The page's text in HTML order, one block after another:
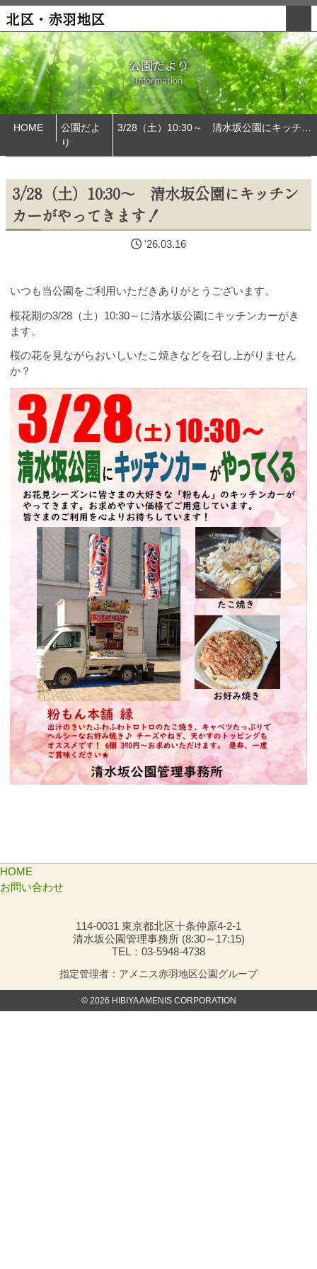
北区・赤羽地区
公園だより
Information
HOME
公園だよ
り
3/28（土）10:30～ 清水坂公園にキッチン
カーがやってきます！
'26.03.16
いつも当公園をご利用いただきありがとうございます。
桜花期の3/28（土）10:30～に清水坂公園にキッチンカーがき
ます。
桜の花を見ながらおいしいたこ焼きなどを召し上がりません
か？
HOME
お問い合わせ
114-0031 東京都北区十条仲原4-2-1
清水坂公園管理事務所 (8:30～17:15)
TEL：03-5948-4738
指定管理者：アメニス赤羽地区公園グループ
© 2026 HIBIYA AMENIS CORPORATION